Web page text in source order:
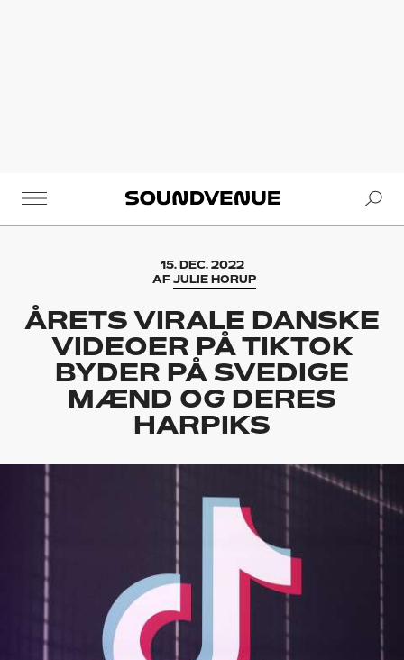
Soundvenue
15. DEC. 2022
AF JULIE HORUP
ÅRETS VIRALE DANSKE
VIDEOER PÅ TIKTOK
BYDER PÅ SVEDIGE
MÆND OG DERES
HARPIKS